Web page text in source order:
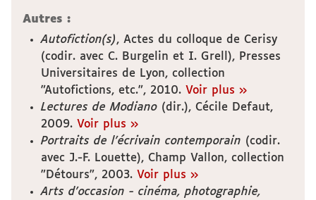
Autres :
Autofiction(s), Actes du colloque de Cerisy
(codir. avec C. Burgelin et I. Grell), Presses
Universitaires de Lyon, collection
"Autofictions, etc.", 2010. Voir plus »
Lectures de Modiano(dir.), Cécile Defaut,
2009. Voir plus »
Portraits de l’écrivain contemporain (codir.
avec J.-F. Louette), Champ Vallon, collection
"Détours", 2003. Voir plus »
Arts d’occasion - cinéma, photographie,